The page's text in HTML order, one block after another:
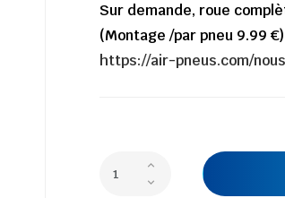
Sur demande, roue
(Montage /par pneu 9.99 €)
https://air-pneus.com/